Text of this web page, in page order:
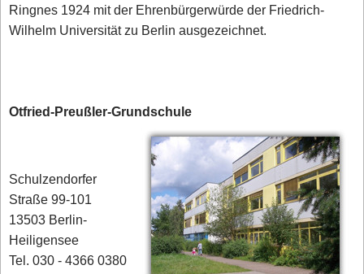
Ringnes 1924 mit der Ehrenbürgerwürde der Friedrich-
Wilhelm Universität zu Berlin ausgezeichnet.
Otfried-Preußler-Grundschule
Schulzendorfer
Straße 99-101
13503 Berlin-
Heiligensee
Tel. 030 - 4366 0380